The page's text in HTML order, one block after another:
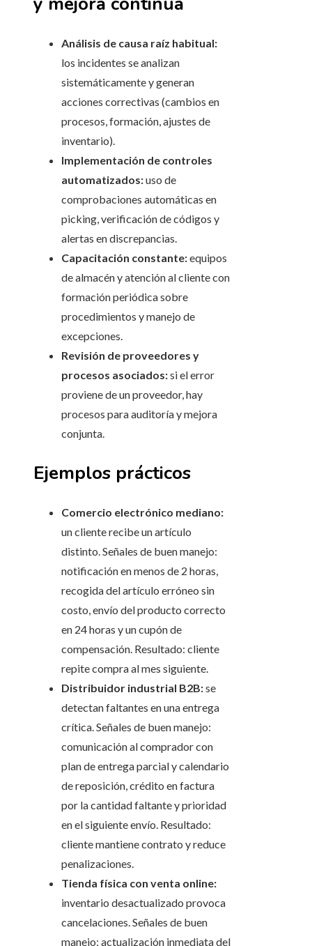
Análisis de causa raíz habitual:
los incidentes se analizan
sistemáticamente y generan
acciones correctivas (cambios en
procesos, formación, ajustes de
inventario).
Implementación de controles
automatizados:uso de
comprobaciones automáticas en
picking, verificación de códigos y
alertas en discrepancias.
Capacitación constante:equipos
de almacén y atención al cliente con
formación periódica sobre
procedimientos y manejo de
excepciones.
Revisión de proveedores y
procesos asociados:si el error
proviene de un proveedor, hay
procesos para auditoría y mejora
conjunta.
Ejemplos prácticos
Comercio electrónico mediano:
un cliente recibe un artículo
distinto. Señales de buen manejo:
notificación en menos de 2 horas,
recogida del artículo erróneo sin
costo, envío del producto correcto
en 24 horas y un cupón de
compensación. Resultado: cliente
repite compra al mes siguiente.
Distribuidor industrial B2B:se
detectan faltantes en una entrega
crítica. Señales de buen manejo:
comunicación al comprador con
plan de entrega parcial y calendario
de reposición, crédito en factura
por la cantidad faltante y prioridad
en el siguiente envío. Resultado:
cliente mantiene contrato y reduce
penalizaciones.
Tienda física con venta online:
inventario desactualizado provoca
cancelaciones. Señales de buen
manejo: actualización inmediata del